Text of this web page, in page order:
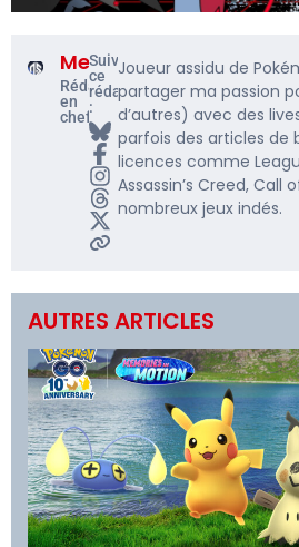
Me5rine_
Rédacteur
en
chef
Suivre
ce
rédacteur
:
Joueur assidu de
partager ma passion
d’autres) avec des
parfois des articles de
licences comme
Assassin’s Creed,
nombreux jeux indés.
AUTRES ARTICLES